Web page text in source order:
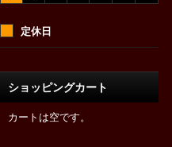
定休日
ショッピングカート
カートは空です。